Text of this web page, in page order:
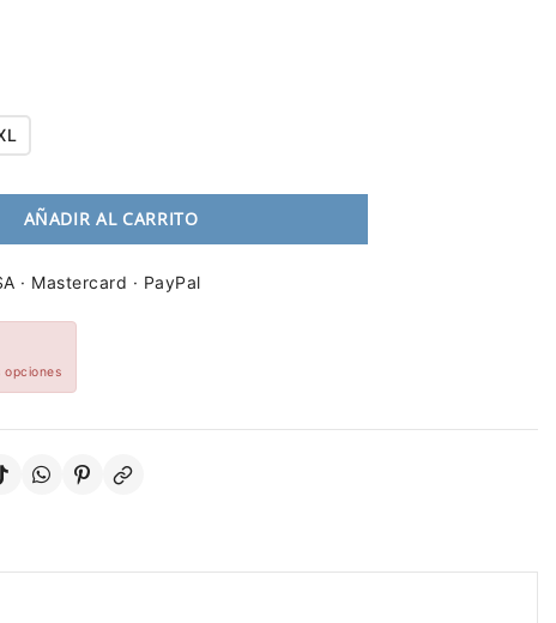
AÑADIR AL CARRITO
· Mastercard · PayPal
opciones